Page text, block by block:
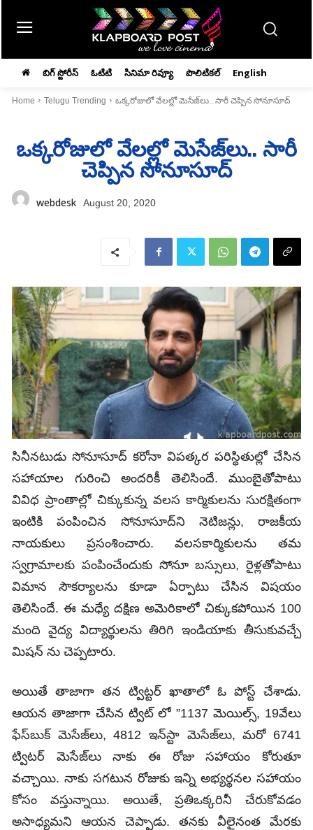
బిగ్ స్టోరీస్ ఓటిటి సినిమా రివ్యూ పొలిటికల్ English
Home Telugu Trending ఒక్కరోజులో వేలల్లో మెసేజ్‌లు.. సారీ చెప్పిన సోనూసూద్‌
ఒక్కరోజులో వేలల్లో మెసేజ్‌లు.. సారీ
చెప్పిన సోనూసూద్‌
webdesk August 20, 2020
సినీనటుడు సోనూసూద్ కరోనా విపత్కర పరిస్థితుల్లో చేసిన
సహాయాల గురించి అందరికీ తెలిసిందే. ముంబైతోపాటు
వివిధ ప్రాంతాల్లో చిక్కుకున్న వలస కార్మికులను సురక్షితంగా
ఇంటికి పంపించిన సోనూసూద్‌ని నెటిజన్లు, రాజకీయ
నాయకులు ప్రసంశించారు. వలసకార్మికులను తమ
స్వగ్రామాలకు పంపించేందుకు సోనూ బస్సులు, రైళ్లతోపాటు
విమాన సౌకర్యాలను కూడా ఏర్పాటు చేసిన విషయం
తెలిసిందే. ఈ మధ్యే దక్షిణ అమెరికాలో చిక్కుకపోయిన 100
మంది వైద్య విద్యార్థులను తిరిగి ఇండియాకు తీసుకువచ్చే
మిషన్ ను చెప్పటారు.
అయితే తాజాగా తన ట్విట్టర్‌ ఖాతాలో ఓ పోస్ట్ చేశాడు.
ఆయన తాజాగా చేసిన ట్విట్ లో ”1137 మెయిల్స్‌, 19వేలు
ఫేస్‌బుక్‌ మెసేజ్‌లు, 4812 ఇన్‌స్టా మెసేజ్‌లు, మరో 6741
ట్విటర్ మెసేజ్‌లు నాకు ఈ రోజు సహాయం కోరుతూ
వచ్చాయి. నాకు సగటున రోజుకు ఇన్ని అభ్యర్థనల సహాయం
కోసం వస్తున్నాయి. అయితే, ప్రతిఒక్కరినీ చేరుకోవడం
అసాధ్యమని ఆయన చెప్పాడు. తనకు వీలైనంత మేరకు